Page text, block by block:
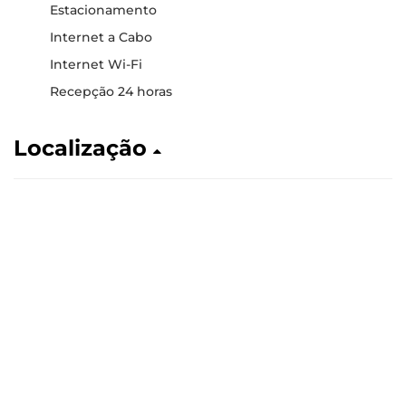
Estacionamento
Internet a Cabo
Internet Wi-Fi
Recepção 24 horas
Localização